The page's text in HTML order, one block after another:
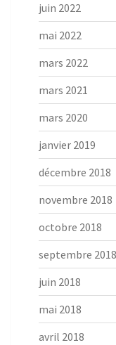
juin 2022
mai 2022
mars 2022
mars 2021
mars 2020
janvier 2019
décembre 2018
novembre 2018
octobre 2018
septembre 2018
juin 2018
mai 2018
avril 2018